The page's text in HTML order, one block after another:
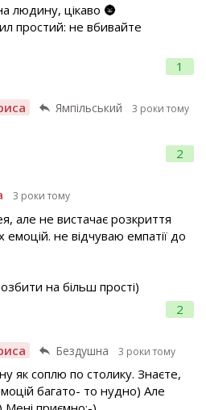
1
людину, цікаво 🌚
простий: не вбивайте
Ямпільський 3 роки тому
2
3 роки тому
2
але не вистачає розкриття
емоцій. не відчуваю емпатії до
на більш прості)
Бездушна 3 роки тому
як соплю по столику. Знаєте,
багато- то нудно) Але